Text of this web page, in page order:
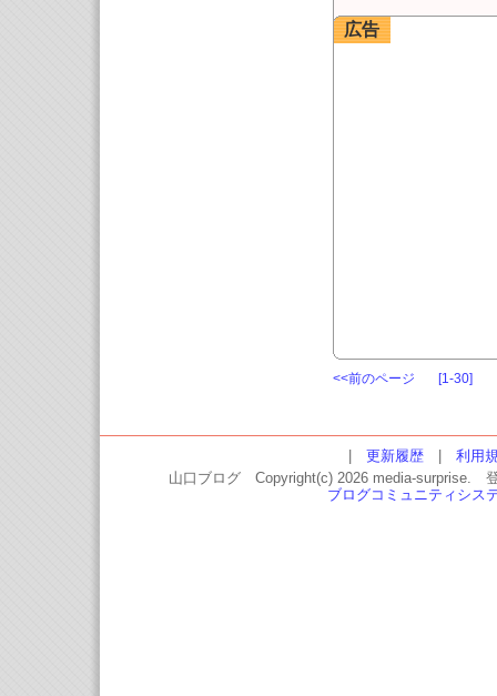
広告
<<前のページ [1-30]
更新履歴| 利用
山口ブログ Copyright(c) 2026 media-surprise.
ブログコミュニティシ